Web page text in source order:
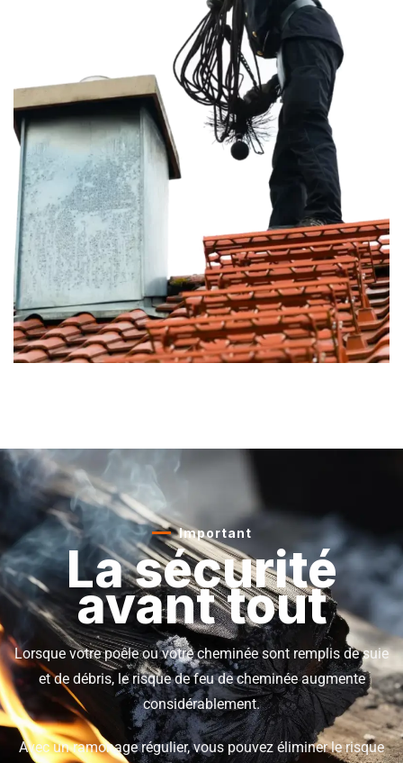
Important
La sécurité
avant tout
Lorsque votre poêle ou votre cheminée sont remplis de suie
et de débris, le risque de feu de cheminée augmente
considérablement.
Avec un ramonage régulier, vous pouvez éliminer le risque